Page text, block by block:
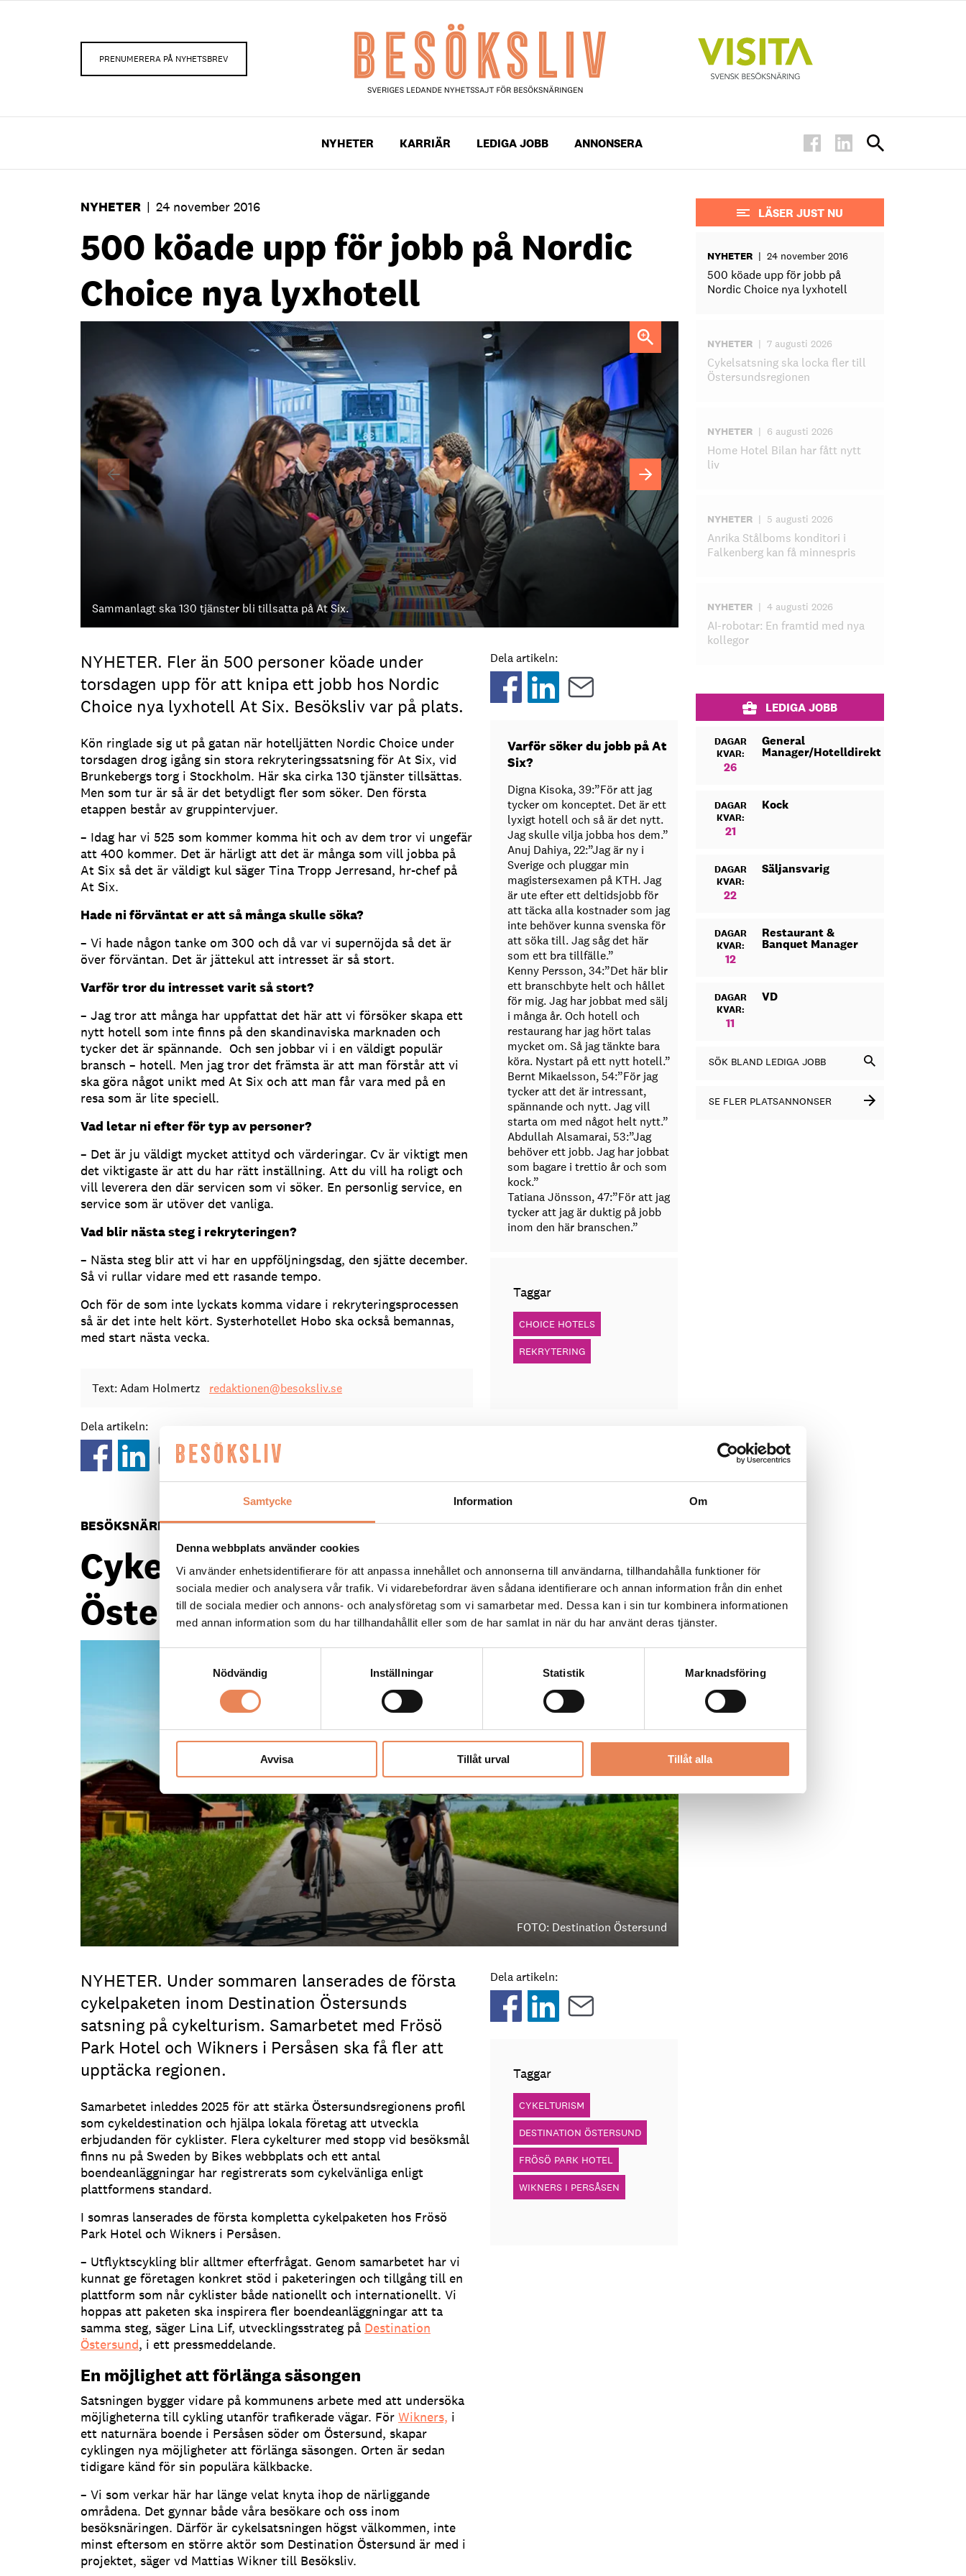
Samtycke Information Om
Denna webbplats använder cookies
Vi använder enhetsidentifierare för att anpassa innehållet och annonserna till användarna, tillhandahålla funktioner för
sociala medier och analysera vår trafik. Vi vidarebefordrar även sådana identifierare och annan information från din enhet
till de sociala medier och annons- och analysföretag som vi samarbetar med. Dessa kan i sin tur kombinera informationen
med annan information som du har tillhandahållit eller som de har samlat in när du har använt deras tjänster.
Nödvändig
Inställningar Statistik Marknadsföring
Avvisa Tillåt urval Tillåt alla
PRENUMERERA PÅ NYHETSBREV
NYHETER KARRIÄR LEDIGA JOBB ANNONSERA
NYHETER | 24 november 2016
500 köade upp för jobb på Nordic
Choice nya lyxhotell
Sammanlagt ska 130 tjänster bli tillsatta på At Six.
NYHETER. Fler än 500 personer köade under
torsdagen upp för att knipa ett jobb hos Nordic
Choice nya lyxhotell At Six. Besöksliv var på plats.
Kön ringlade sig ut på gatan när hotelljätten Nordic Choice under
torsdagen drog igång sin stora rekryteringssatsning för At Six, vid
Brunkebergs torg i Stockholm. Här ska cirka 130 tjänster tillsättas.
Men som tur är så är det betydligt fler som söker. Den första
etappen består av gruppintervjuer.
– Idag har vi 525 som kommer komma hit och av dem tror vi ungefär
att 400 kommer. Det är härligt att det är många som vill jobba på
At Six så det är väldigt kul säger Tina Tropp Jerresand, hr-chef på
At Six.
Hade ni förväntat er att så många skulle söka?
– Vi hade någon tanke om 300 och då var vi supernöjda så det är
över förväntan. Det är jättekul att intresset är så stort.
Varför tror du intresset varit så stort?
– Jag tror att många har uppfattat det här att vi försöker skapa ett
nytt hotell som inte finns på den skandinaviska marknaden och
tycker det är spännande. Och sen jobbar vi i en väldigt populär
bransch – hotell. Men jag tror det främsta är att man förstår att vi
ska göra något unikt med At Six och att man får vara med på en
resa som är lite speciell.
Vad letar ni efter för typ av personer?
– Det är ju väldigt mycket attityd och värderingar. Cv är viktigt men
det viktigaste är att du har rätt inställning. Att du vill ha roligt och
vill leverera den där servicen som vi söker. En personlig service, en
service som är utöver det vanliga.
Vad blir nästa steg i rekryteringen?
– Nästa steg blir att vi har en uppföljningsdag, den sjätte december.
Så vi rullar vidare med ett rasande tempo.
Och för de som inte lyckats komma vidare i rekryteringsprocessen
så är det inte helt kört. Systerhotellet Hobo ska också bemannas,
med start nästa vecka.
Text: Adam Holmertz redaktionen@besoksliv.se
Dela artikeln:
Dela artikeln:
Varför söker du jobb på At
Six?
Digna Kisoka, 39:”För att jag
tycker om konceptet. Det är ett
lyxigt hotell och så är det nytt.
Jag skulle vilja jobba hos dem.”
Anuj Dahiya, 22:”Jag är ny i
Sverige och pluggar min
magistersexamen på KTH. Jag
är ute efter ett deltidsjobb för
att täcka alla kostnader som jag
inte behöver kunna svenska för
att söka till. Jag såg det här
som ett bra tillfälle.”
Kenny Persson, 34:”Det här blir
ett branschbyte helt och hållet
för mig. Jag har jobbat med sälj
i många år. Och hotell och
restaurang har jag hört talas
mycket om. Så jag tänkte bara
köra. Nystart på ett nytt hotell.”
Bernt Mikaelsson, 54:”För jag
tycker att det är intressant,
spännande och nytt. Jag vill
starta om med något helt nytt.”
Abdullah Alsamarai, 53:”Jag
behöver ett jobb. Jag har jobbat
som bagare i trettio år och som
kock.”
Tatiana Jönsson, 47:”För att jag
tycker att jag är duktig på jobb
inom den här branschen.”
Taggar
CHOICE HOTELS
REKRYTERING
BESÖKSNÄRING | 7 augusti 2026
Cykelsatsning ska locka fler till
Östersundsregionen
FOTO: Destination Östersund
NYHETER. Under sommaren lanserades de första
cykelpaketen inom Destination Östersunds
satsning på cykelturism. Samarbetet med Frösö
Park Hotel och Wikners i Persåsen ska få fler att
upptäcka regionen.
Samarbetet inleddes 2025 för att stärka Östersundsregionens profil
som cykeldestination och hjälpa lokala företag att utveckla
erbjudanden för cyklister. Flera cykelturer med stopp vid besöksmål
finns nu på Sweden by Bikes webbplats och ett antal
boendeanläggningar har registrerats som cykelvänliga enligt
plattformens standard.
I somras lanserades de första kompletta cykelpaketen hos Frösö
Park Hotel och Wikners i Persåsen.
– Utflyktscykling blir alltmer efterfrågat. Genom samarbetet har vi
kunnat ge företagen konkret stöd i paketeringen och tillgång till en
plattform som når cyklister både nationellt och internationellt. Vi
hoppas att paketen ska inspirera fler boendeanläggningar att ta
samma steg, säger Lina Lif, utvecklingsstrateg på Destination
Östersund, i ett pressmeddelande.
En möjlighet att förlänga säsongen
Satsningen bygger vidare på kommunens arbete med att undersöka
möjligheterna till cykling utanför trafikerade vägar. För Wikners, i
ett naturnära boende i Persåsen söder om Östersund, skapar
cyklingen nya möjligheter att förlänga säsongen. Orten är sedan
tidigare känd för sin populära kälkbacke.
– Vi som verkar här har länge velat knyta ihop de närliggande
områdena. Det gynnar både våra besökare och oss inom
besöksnäringen. Därför är cykelsatsningen högst välkommen, inte
minst eftersom en större aktör som Destination Östersund är med i
projektet, säger vd Mattias Wikner till Besöksliv.
Dela artikeln:
Taggar
CYKELTURISM
DESTINATION ÖSTERSUND
FRÖSÖ PARK HOTEL
WIKNERS I PERSÅSEN
LÄSER JUST NU
NYHETER | 24 november 2016
500 köade upp för jobb på
Nordic Choice nya lyxhotell
NYHETER | 7 augusti 2026
Cykelsatsning ska locka fler till
Östersundsregionen
NYHETER | 6 augusti 2026
Home Hotel Bilan har fått nytt
liv
NYHETER | 5 augusti 2026
Anrika Stålboms konditori i
Falkenberg kan få minnespris
NYHETER | 4 augusti 2026
AI-robotar: En framtid med nya
kollegor
LEDIGA JOBB
DAGAR
KVAR:
26
General
Manager/Hotelldirektör
DAGAR
KVAR:
21
Kock
DAGAR
KVAR:
22
Säljansvarig
DAGAR
KVAR:
12
Restaurant &
Banquet Manager
DAGAR
KVAR:
11
VD
SÖK BLAND LEDIGA JOBB
SE FLER PLATSANNONSER